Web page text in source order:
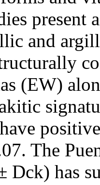
present
and
(EW)
The
has